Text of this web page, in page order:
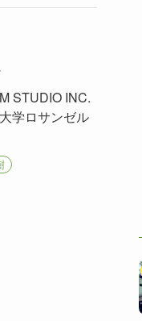
STUDIO INC.
学ロサンゼル